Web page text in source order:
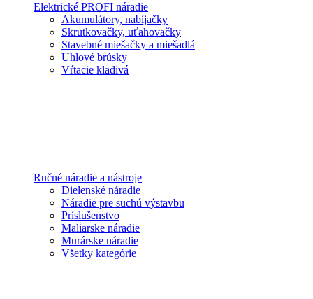
Elektrické PROFI náradie
Akumulátory, nabíjačky
Skrutkovačky, uťahovačky
Stavebné miešačky a miešadlá
Uhlové brúsky
Vŕtacie kladivá
Ručné náradie a nástroje
Dielenské náradie
Náradie pre suchú výstavbu
Príslušenstvo
Maliarske náradie
Murárske náradie
Všetky kategórie